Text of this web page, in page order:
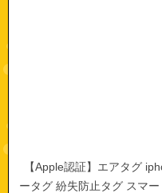
【Apple認証】エアタグ
ータグ 紛失防止タグ スマ